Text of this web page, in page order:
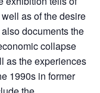
as of the desire
documents the
collapse
as the experiences
1990s in former